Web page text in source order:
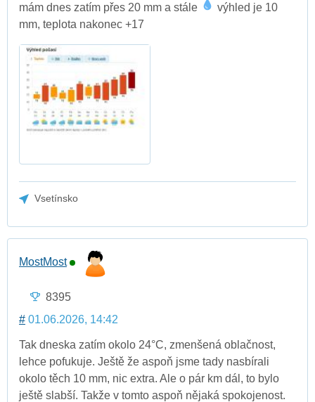
mám dnes zatím přes 20 mm a stále
výhled je 10
mm, teplota nakonec +17
Vsetínsko
MostMost
8395
# 01.06.2026, 14:42
Tak dneska zatím okolo 24°C, zmenšená oblačnost,
lehce pofukuje. Ještě že aspoň jsme tady nasbírali
okolo těch 10 mm, nic extra. Ale o pár km dál, to bylo
ještě slabší. Takže v tomto aspoň nějaká spokojenost.